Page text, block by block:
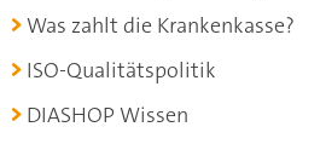
Was zahlt die Krankenkasse?
ISO-Qualitätspolitik
DIASHOP Wissen